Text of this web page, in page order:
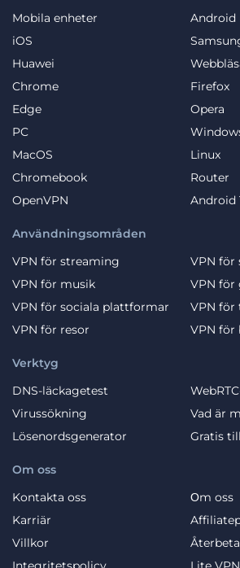
Mobila enheter
Android
iOS
Huawei
Chrome
Firefox
Edge
Opera
PC
MacOS
Linux
Chromebook
Router
OpenVPN
Android
Användningsområden
VPN för streaming
VPN för
VPN för musik
VPN för
VPN för sociala plattformar
VPN för
VPN för resor
VPN för
Om oss
Kontakta oss
Оm oss
Karriär
Villkor
Verktyg
DNS-läckagetest
Virussökning
Vad är
Lösenordsgenerator
Gratis